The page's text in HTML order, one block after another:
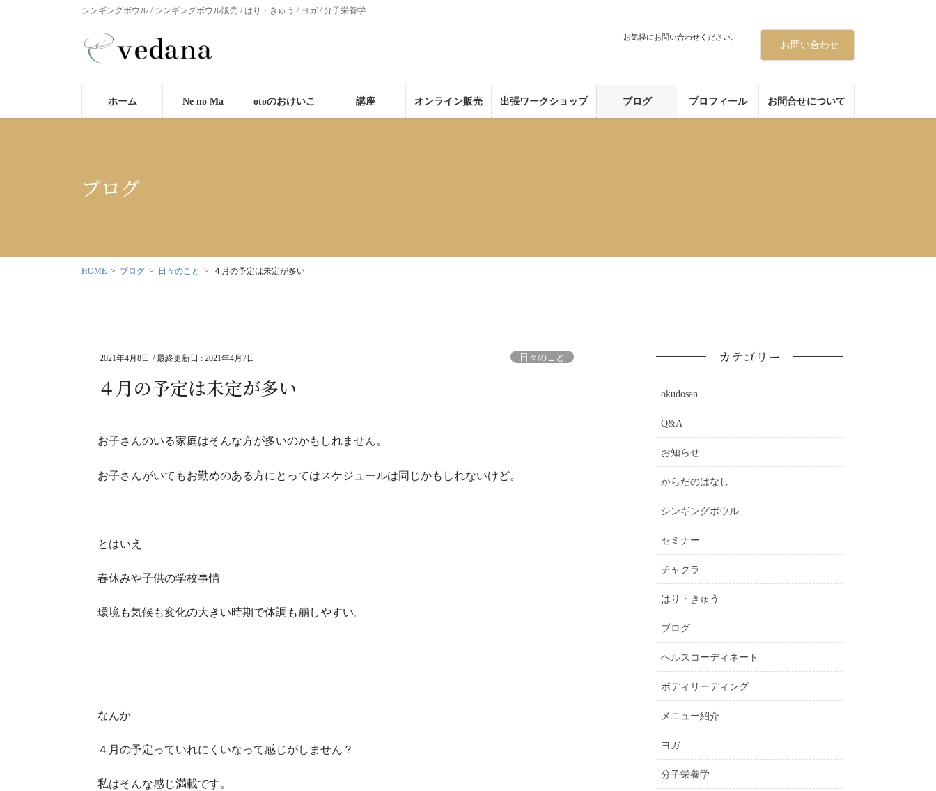
シンギングボウル / シンギングボウル販売 / はり・きゅう / ヨガ / 分子栄養学
お気軽にお問い合わせください。
お問い合わせ
ホーム Ne no Ma otoのおけいこ 講座 オンライン販売 出張ワークショップ ブログ プロフィール お問合せについて
ブログ
HOME ブログ 日々のこと ４月の予定は未定が多い
2021年4月8日 / 最終更新日 :2021年4月7日 日々のこと
４月の予定は未定が多い
お子さんのいる家庭はそんな方が多いのかもしれません。
お子さんがいてもお勤めのある方にとってはスケジュールは同じかもしれないけど。
とはいえ
春休みや子供の学校事情
環境も気候も変化の大きい時期で体調も崩しやすい。
なんか
４月の予定っていれにくいなって感じがしません？
私はそんな感じ満載です。
カテゴリー
okudosan
Q&A
お知らせ
からだのはなし
シンギングボウル
セミナー
チャクラ
はり・きゅう
ブログ
ヘルスコーディネート
ボディリーディング
メニュー紹介
ヨガ
分子栄養学